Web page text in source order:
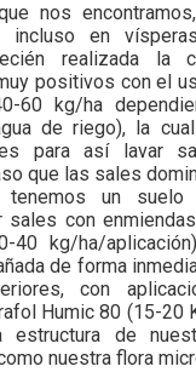
nos
incluso en
realizada la
positivos con el
60 kg/ha
de riego), la
para así lavar
que las sales
tenemos un suelo
sales con
40 kg/ha/
de forma
con
Humic 80 (15-20
de
nuestra flora